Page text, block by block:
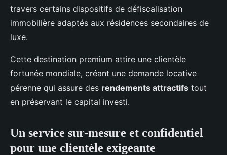
travers certains dispositifs de défiscalisation
immobilière adaptés aux résidences secondaires de
luxe.
Cette destination premium attire une clientèle
fortunée mondiale, créant une demande locative
pérenne qui assure des rendements attractifs tout
en préservant le capital investi.
Un service sur-mesure et confidentiel
pour une clientèle exigeante